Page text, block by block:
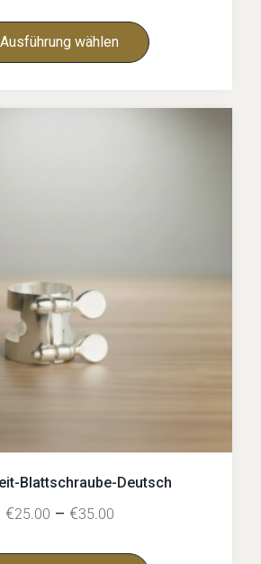
Ausführung wählen
Blattschraube-Deutsch
€25.00 – €35.00